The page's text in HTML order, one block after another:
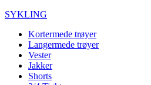
SYKLING
Kortermede trøyer
Langermede trøyer
Vester
Jakker
Shorts